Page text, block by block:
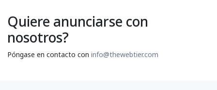
Quiere anunciarse con
nosotros?
Póngase en contacto con info@thewebtier.com